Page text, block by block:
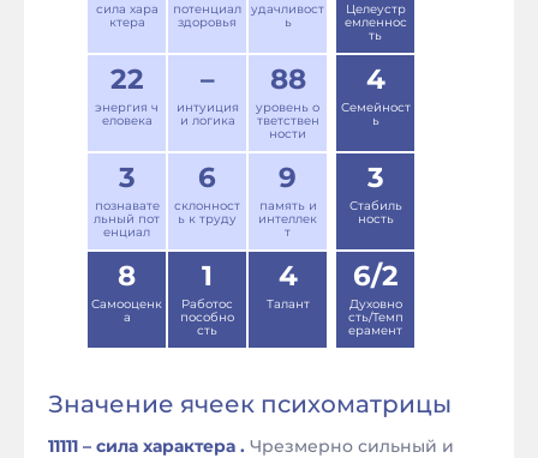
сила хара
ктера
потенциал
здоровья
удачливост
ь
22
энергия ч
еловека
–
интуиция
и логика
88
уровень о
тветствен
ности
3
познавате
льный пот
енциал
6
склонност
ь к труду
9
память и
интеллек
т
Целеустр
емленнос
ть
4
Семейност
ь
3
Стабиль
ность
8
Самооценк
а
1
Работос
пособно
сть
4
Талант
6/2
Духовно
сть/Темп
ерамент
Значение ячеек психоматрицы
11111 – сила характера . Чрезмерно сильный и